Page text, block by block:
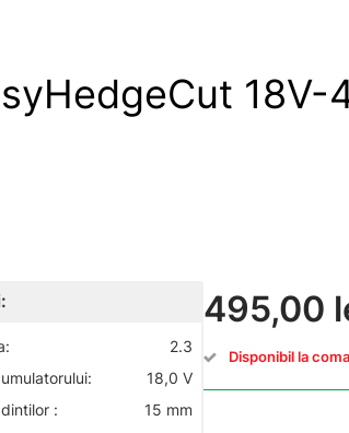
18V-
2.3
18,0 V
:
15 mm
495,00
Disponibil la